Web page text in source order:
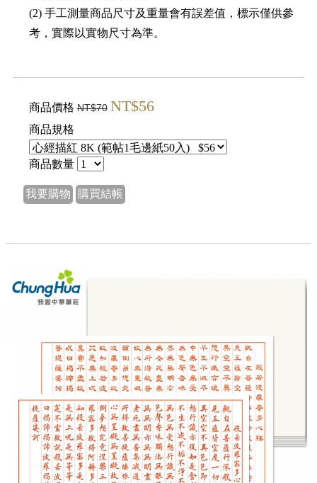
(2) 手工測量商品尺寸及重量會有誤差值，標示僅供參
考，實際以實物尺寸為準。
商品價格NT$70 NT$56
商品規格
商品數量
我要購物 購買結帳